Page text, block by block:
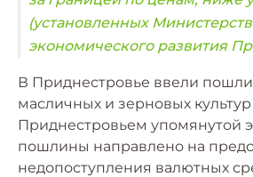
(установленных
экономического развития
В Приднестровье ввели
масличных и зерновых
Приднестровьем упомянутой
пошлины направлено на
недопоступления валютных